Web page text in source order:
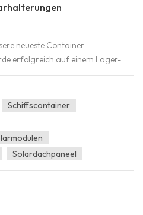
neueste Container-
erfolgreich auf einem Lager-
Die Installation
in autarke Energiezentren,
auf den Containerdächern
Schiffscontainer
Solardachpaneel